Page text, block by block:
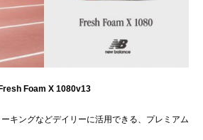
Fresh Foam X 1080v13
キングなどデイリーに活用できる、プレミアム